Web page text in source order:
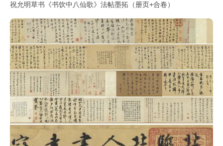
祝允明草书《书饮中八仙歌》法帖墨拓（册页+合卷）